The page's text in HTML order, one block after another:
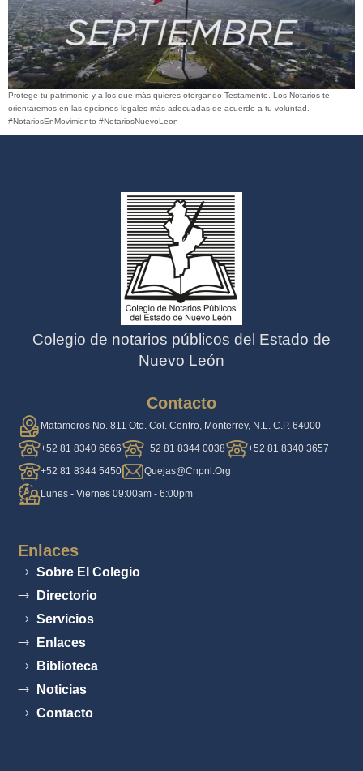
Protege tu patrimonio y a los que más quieres otorgando Testamento. Los Notarios te
orientaremos en las opciones legales más adecuadas de acuerdo a tu voluntad.
#NotariosEnMovimiento #NotariosNuevoLeon
Colegio de notarios públicos del Estado de
Nuevo León
Contacto
Matamoros No. 811 Ote. Col. Centro, Monterrey, N.L. C.P. 64000
+52 81 8340 6666
+52 81 8344 0038
+52 81 8340 3657
+52 81 8344 5450
Quejas@cnpnl.org
Lunes - Viernes 09:00am - 6:00pm
Enlaces
Sobre El Colegio
Directorio
Servicios
Enlaces
Biblioteca
Noticias
Contacto